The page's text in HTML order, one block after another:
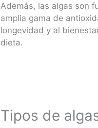
Además, las algas son
amplia gama de
longevidad y al
dieta​.
Tipos de